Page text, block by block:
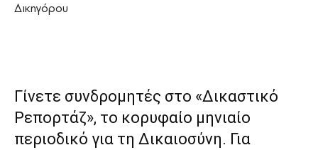
Δικηγόρου
Γίνετε συνδρομητές στο «Δικαστικό
Ρεπορτάζ», το κορυφαίο μηνιαίο
περιοδικό για τη Δικαιοσύνη. Για